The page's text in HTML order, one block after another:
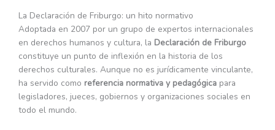
La Declaración de Friburgo: un hito normativo
Adoptada en 2007 por un grupo de expertos internacionales
en derechos humanos y cultura, la Declaración de Friburgo
constituye un punto de inflexión en la historia de los
derechos culturales. Aunque no es jurídicamente vinculante,
ha servido como referencia normativa y pedagógica para
legisladores, jueces, gobiernos y organizaciones sociales en
todo el mundo.